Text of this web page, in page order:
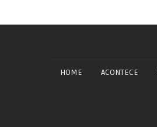
HOME ACONTECE